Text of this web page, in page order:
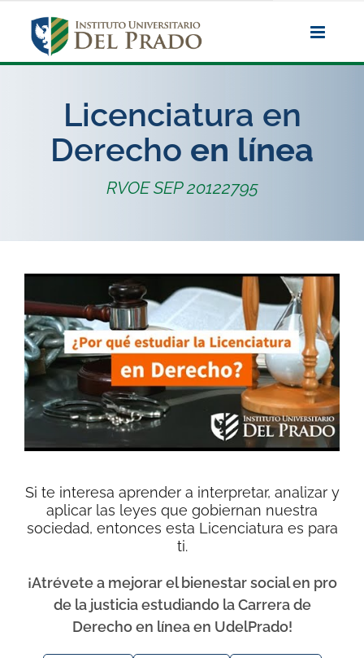
contenido
Licenciatura en
Derecho en línea
RVOE SEP 20122795
Si te interesa aprender a interpretar, analizar y
aplicar las leyes que gobiernan nuestra
sociedad, entonces esta Licenciatura es para
ti.
¡Atrévete a mejorar el bienestar social en pro
de la justicia estudiando la Carrera de
Derecho en línea en UdelPrado!